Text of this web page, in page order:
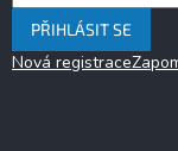
PŘIHLÁSIT SE
Nová registrace